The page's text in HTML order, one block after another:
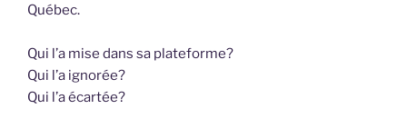
Québec.
Qui l’a mise dans sa plateforme?
Qui l’a ignorée?
Qui l’a écartée?